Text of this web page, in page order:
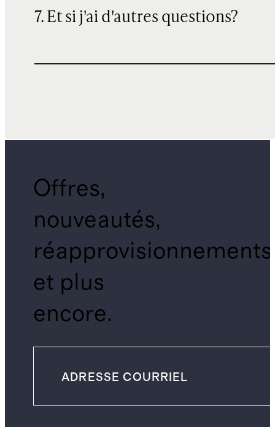
7. Et si j'ai d'autres questions?
Offres,
nouveautés,
réapprovisionnements
et plus
encore.